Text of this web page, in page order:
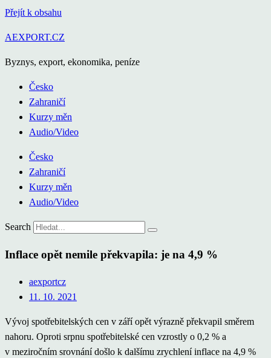
Přejít k obsahu
AEXPORT.CZ
Byznys, export, ekonomika, peníze
Česko
Zahraničí
Kurzy měn
Audio/Video
Česko
Zahraničí
Kurzy měn
Audio/Video
Search
Inflace opět nemile překvapila: je na 4,9 %
aexportcz
11. 10. 2021
Vývoj spotřebitelských cen v září opět výrazně překvapil směrem
nahoru. Oproti srpnu spotřebitelské cen vzrostly o 0,2 % a
v meziročním srovnání došlo k dalšímu zrychlení inflace na 4,9 %